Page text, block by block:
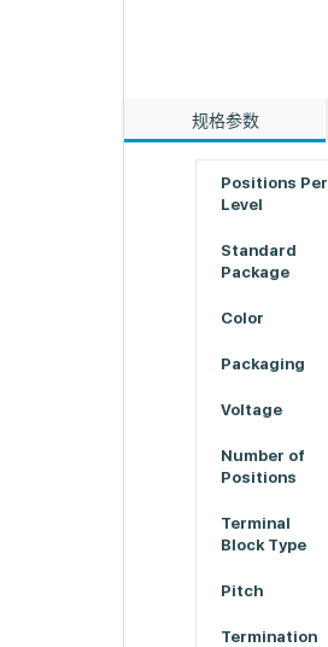
规格参数
Positions Per
Level
Standard
Package
Color
Packaging
Voltage
Number of
Positions
Terminal
Block Type
Pitch
Termination